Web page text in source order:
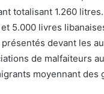
totalisant 1.260
5.000 livres
devant les
de malfaiteurs
moyennant des